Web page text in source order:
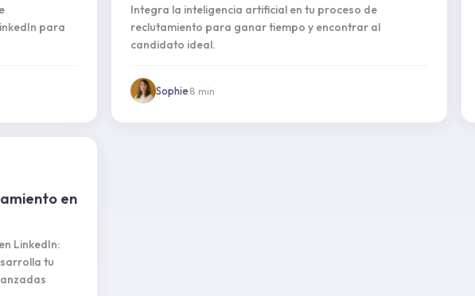
para
Integra la inteligencia artificial en tu proceso de
reclutamiento para ganar tiempo y encontrar al
candidato ideal.
Sophie·8 min
en
LinkedIn:
tu